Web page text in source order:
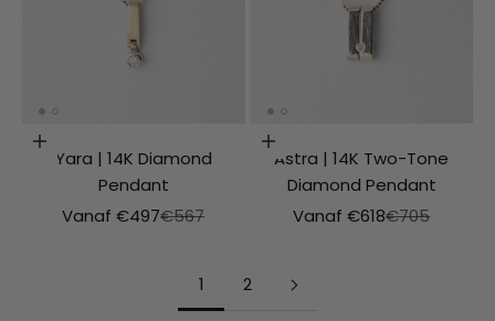
Choosing options
Yara | 14K Diamond
Pendant
Aanbiedingsprijs
Vanaf €497Normale prijs
€567
Choosing options
Astra | 14K Two-Tone
Diamond Pendant
Aanbiedingsprijs
Vanaf €618Normale prijs
€705
1 2